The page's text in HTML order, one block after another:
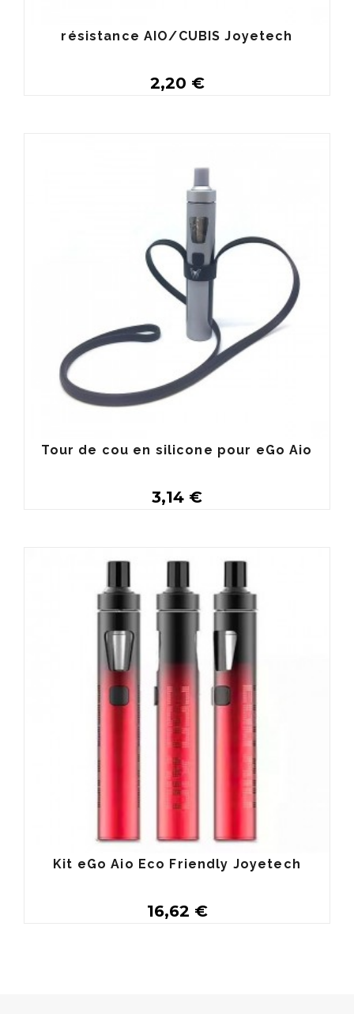
Personnaliser
résistance AIO/CUBIS Joyetech
2,20 €
Tour de cou en silicone pour eGo Aio
3,14 €
Kit eGo Aio Eco Friendly Joyetech
16,62 €